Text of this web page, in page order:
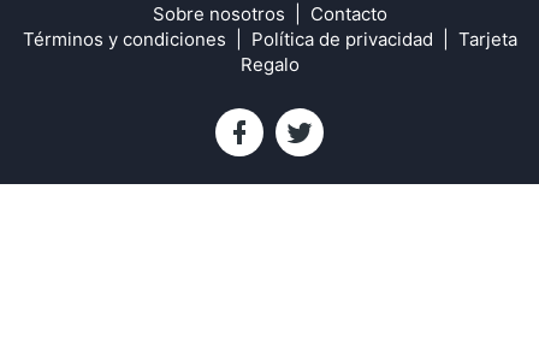
Sobre nosotros
Contacto
Términos y condiciones
Política de privacidad
Tarjeta
Regalo